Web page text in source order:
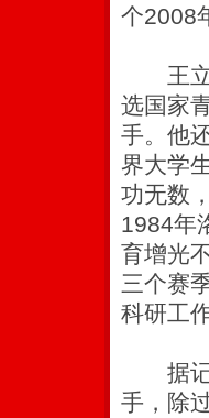
个2008
王立
选国家
手。他
界大学
功无数
1984年
育增光
三个赛
科研工作
据记
手，除